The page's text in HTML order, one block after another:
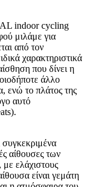
indoor cycling
μιλάμε για
από τον
χαρακτηριστικά
που δίνει η
άλλο
ενώ το πλάτος της
αυτό
αίθουσες των
ελάχιστους
είναι γεμάτη